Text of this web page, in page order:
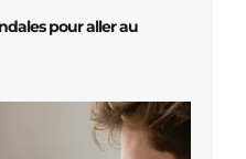
pour aller au